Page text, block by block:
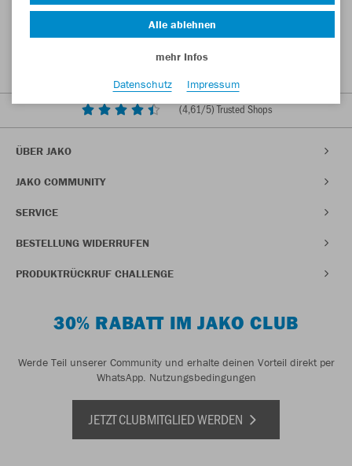
(4,61/5) Trusted Shops
ÜBER JAKO
JAKO COMMUNITY
SERVICE
BESTELLUNG WIDERRUFEN
PRODUKTRÜCKRUF CHALLENGE
30% RABATT IM JAKO CLUB
Werde Teil unserer Community und erhalte deinen Vorteil direkt per
WhatsApp. Nutzungsbedingungen
JETZT CLUBMITGLIED WERDEN
Alle ablehnen
mehr Infos
Datenschutz
Impressum